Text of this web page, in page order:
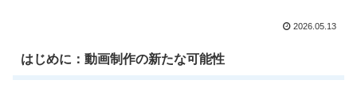
2026.05.13
はじめに：動画制作の新たな可能性